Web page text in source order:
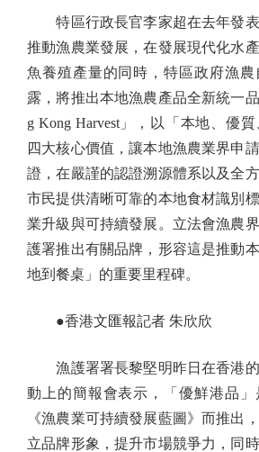
特區行政長官李家超在去年發表
推動漁農業發展，在發展現代化水
魚養殖產量的同時，特區政府漁
露，將推出本地漁農產品全新統一
g Kong Harvest」，以「本地、優
四大核心價值，讓本地漁農業界申
證，在嚴謹的認證溯源體系以及全
市民提供清晰可靠的本地食材識別
業升級與可持續發展。立法會漁農
護署推出有關品牌，形容這是推動
地到餐桌」的重要里程碑。
●香港文匯報記者 朱欣欣
漁護署署長黎堅明昨日在香港的
動上的簡報會表示，「優鮮港品
《漁農業可持續發展藍圖》而推出
立品牌形象，提升市場競爭力，同